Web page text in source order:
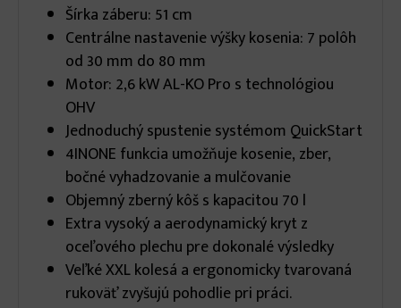
Šírka záberu: 51 cm
Centrálne nastavenie výšky kosenia: 7 polôh
od 30 mm do 80 mm
Motor: 2,6 kW AL-KO Pro s technológiou
OHV
Jednoduchý spustenie systémom QuickStart
4INONE funkcia umožňuje kosenie, zber,
bočné vyhadzovanie a mulčovanie
Objemný zberný kôš s kapacitou 70 l
Extra vysoký a aerodynamický kryt z
oceľového plechu pre dokonalé výsledky
Veľké XXL kolesá a ergonomicky tvarovaná
rukoväť zvyšujú pohodlie pri práci.